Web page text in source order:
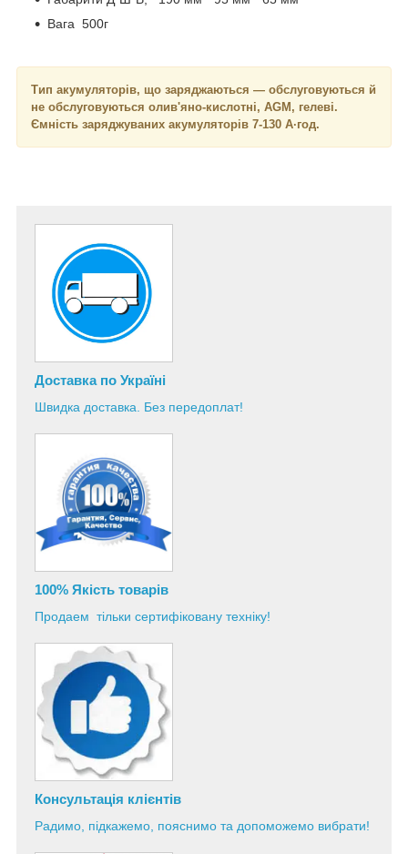
Вага 500г
Тип акумуляторів, що заряджаються — обслуговуються й
не обслуговуються олив'яно-кислотні, AGM, гелеві.
Ємність заряджуваних акумуляторів 7-130 А·год.
Доставка по Україні
Швидка доставка. Без передоплат!
100% Якість товарів
Продаем тільки сертифіковану техніку!
Консультація клієнтів
Радимо, підкажемо, пояснимо та допоможемо вибрати!